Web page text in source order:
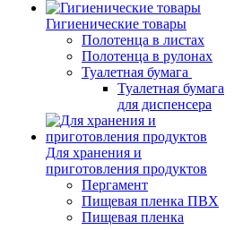
Гигиенические товары
Полотенца в листах
Полотенца в рулонах
Туалетная бумага
Туалетная бумага
для диспенсера
Для хранения и
приготовления продуктов
Пергамент
Пищевая пленка ПВХ
Пищевая пленка